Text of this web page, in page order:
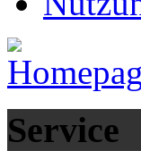
Service